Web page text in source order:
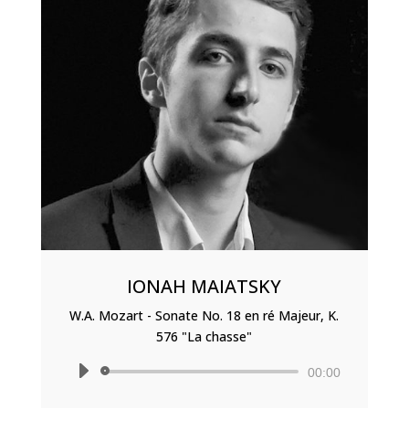
IONAH MAIATSKY
W.A. Mozart - Sonate No. 18 en ré Majeur, K.
576 "La chasse"
Lecteur
00:00